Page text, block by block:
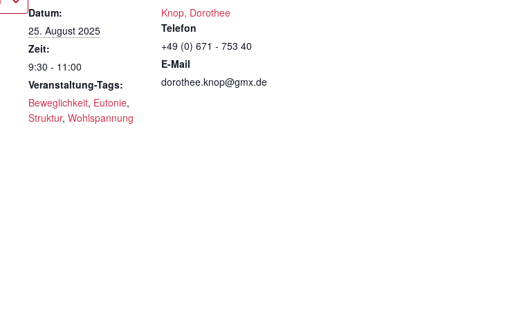
Datum:
25. August 2025
Zeit:
9:30 - 11:00
Veranstaltung-Tags:
Beweglichkeit, Eutonie,
Struktur, Wohlspannung
Knop, Dorothee
Telefon
+49 (0) 671 - 753 40
E-Mail
dorothee.knop@gmx.de